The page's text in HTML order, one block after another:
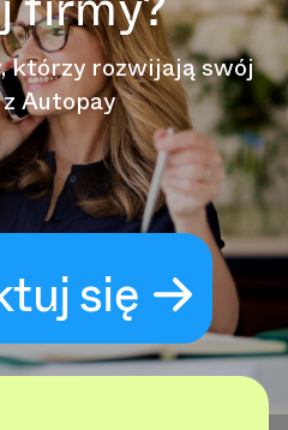
którzy rozwijają swój
Autopay
się